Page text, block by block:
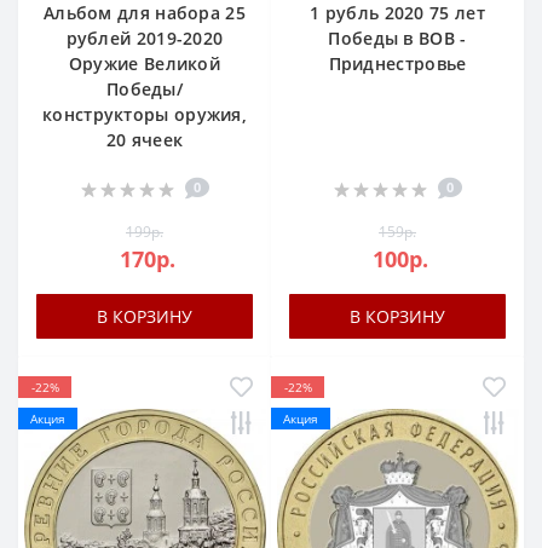
Альбом для набора 25
рублей 2019-2020
Оружие Великой
Победы/
конструкторы оружия,
20 ячеек
0
199р.
170р.
В КОРЗИНУ
1 рубль 2020 75 лет
Победы в ВОВ -
Приднестровье
0
159р.
100р.
В КОРЗИНУ
-22%
Акция
-22%
Акция